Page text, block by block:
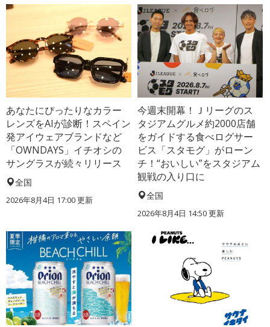
あなたにぴったりなカラー
レンズをAIが診断！スペイン
発アイウェアブランドなど
「OWNDAYS」イチオシの
サングラスが続々リリース
全国
2026年8月4日 17:00更新
今週末開幕！Ｊリーグのス
タジアムグルメ約2000店舗
をガイドする食べログサー
ビス「スタモグ」がローン
チ！“おいしい”をスタジアム
観戦の入り口に
全国
2026年8月4日 14:50更新